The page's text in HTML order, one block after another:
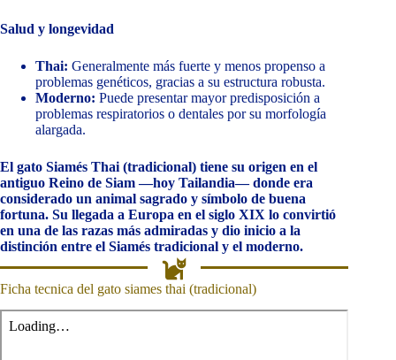
Salud y longevidad
Thai: Generalmente más fuerte y menos propenso a
problemas genéticos, gracias a su estructura robusta.
Moderno: Puede presentar mayor predisposición a
problemas respiratorios o dentales por su morfología
alargada.
El gato Siamés Thai (tradicional) tiene su origen en el
antiguo Reino de Siam —hoy Tailandia— donde era
considerado un animal sagrado y símbolo de buena
fortuna. Su llegada a Europa en el siglo XIX lo convirtió
en una de las razas más admiradas y dio inicio a la
distinción entre el Siamés tradicional y el moderno.
Ficha tecnica del gato siames thai (tradicional)